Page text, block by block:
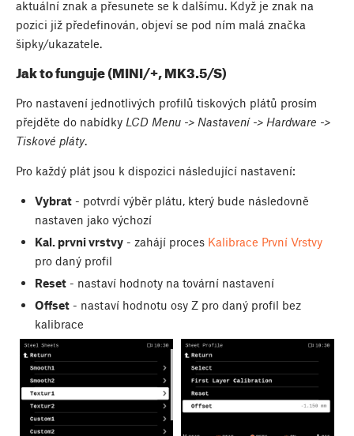
aktuální znak a přesunete se k dalšímu. Když je znak na
pozici již předefinován, objeví se pod ním malá značka
šipky/ukazatele.
Jak to funguje (MINI/+, MK3.5/S)
Pro nastavení jednotlivých profilů tiskových plátů prosím
přejděte do nabídky LCD Menu -> Nastavení -> Hardware ->
Tiskové pláty.
Pro každý plát jsou k dispozici následující nastavení:
Vybrat- potvrdí výběr plátu, který bude následovně
nastaven jako výchozí
Kal. prvni vrstvy- zahájí proces Kalibrace První Vrstvy
pro daný profil
Reset- nastaví hodnoty na tovární nastavení
Offset- nastaví hodnotu osy Z pro daný profil bez
kalibrace